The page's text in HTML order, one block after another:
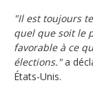
"Il est toujours
quel que soit le
favorable à ce
élections."a
États-Unis.